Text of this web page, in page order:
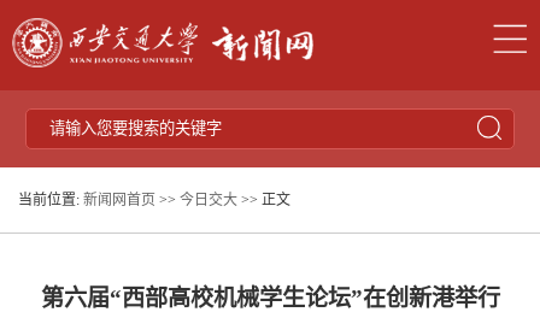
当前位置: 新闻网首页 >> 今日交大 >> 正文
第六届“西部高校机械学生论坛”在创新港举行